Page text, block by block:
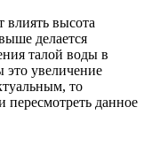
влиять высота
делается
талой воды в
увеличение
то
пересмотреть данное